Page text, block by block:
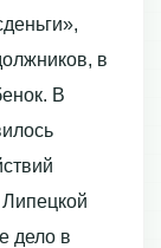
в
В
Липецкой
дело в